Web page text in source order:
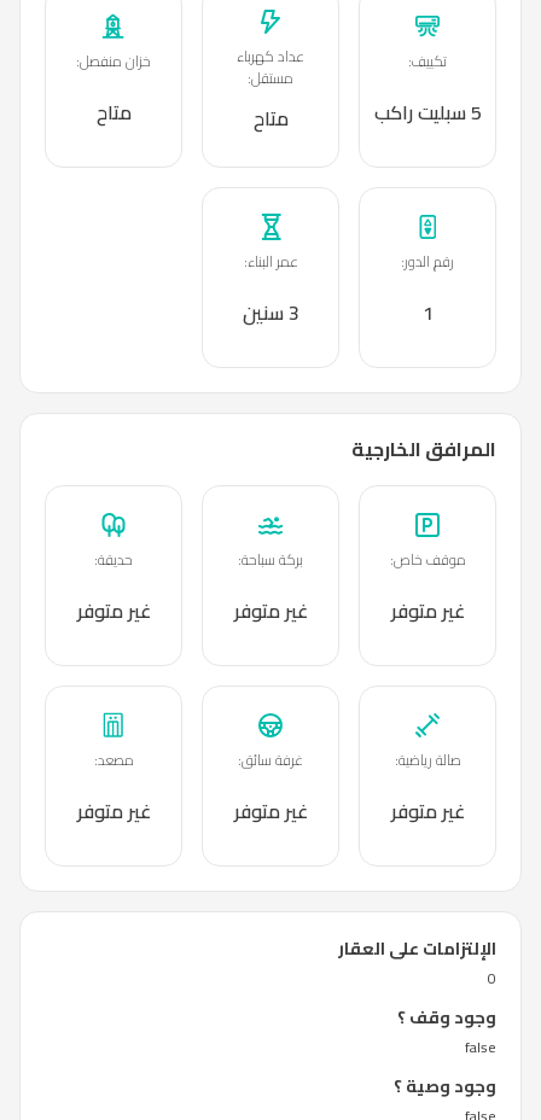
تكييف:
5 سبليت راكب
عداد كهرباء
مستقل:
متاح
خزان منفصل:
متاح
رقم الدور:
1
عمر البناء:
3 سنين
المرافق الخارجية
موقف خاص:
غير متوفر
بركة سباحة:
غير متوفر
حديقة:
غير متوفر
صالة رياضية:
غير متوفر
غرفة سائق:
غير متوفر
مصعد:
غير متوفر
الإلتزامات على العقار
0
وجود وقف ؟
false
وجود وصية ؟